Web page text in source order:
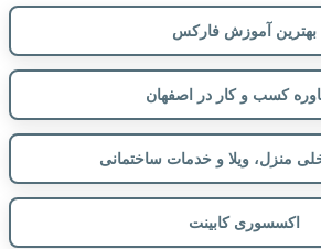
بهترین آموزش فارکس
کسب و کار در اصفهان
منزل، ویلا و خدمات ساختمانی
اکسسوری کابینت